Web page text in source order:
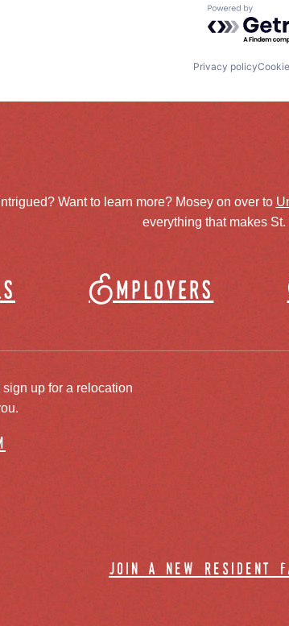
Powered by
Privacy policy
Intrigued? Want to learn more? Mosey on over to
everything that makes
Employers
up for a relocation
join a new resident